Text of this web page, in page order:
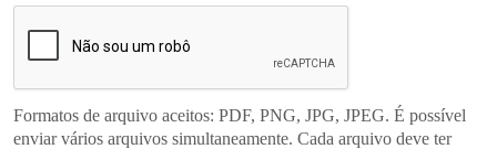
Formatos de arquivo aceitos: PDF, PNG, JPG, JPEG. É possível
enviar vários arquivos simultaneamente. Cada arquivo deve ter